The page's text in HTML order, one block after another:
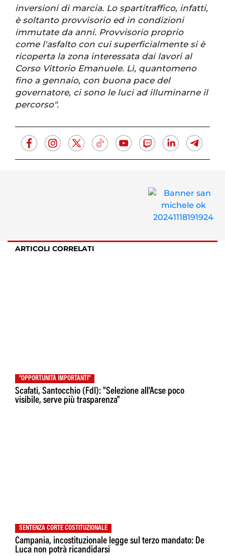
inversioni di marcia. Lo spartitraffico, infatti,
è soltanto provvisorio ed in condizioni
immutate da anni. Provvisorio proprio
come l'asfalto con cui superficialmente si è
ricoperta la zona interessata dai lavori al
Corso Vittorio Emanuele. Lì, quantomeno
fino a gennaio, con buona pace del
governatore, ci sono le luci ad illuminarne il
percorso".
ARTICOLI CORRELATI
"OPPORTUNITÀ IMPORTANTI"
Scafati, Santocchio (FdI): "Selezione all'Acse poco
visibile, serve più trasparenza"
SENTENZA CORTE COSTITUZIONALE
Campania, incostituzionale legge sul terzo mandato: De
Luca non potrà ricandidarsi